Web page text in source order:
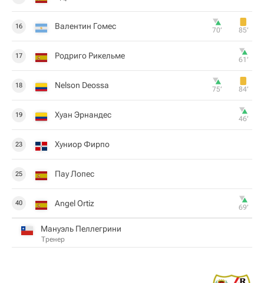
16 Валентин Гомес 70‎’‎ 85‎’‎
17 Родриго Рикельме 61‎’‎
18 Nelson Deossa 75‎’‎ 84‎’‎
19 Хуан Эрнандес 46‎’‎
23 Хуниор Фирпо
25 Пау Лопес
40 Angel Ortiz 69‎’‎
Мануэль Пеллегрини
Тренер